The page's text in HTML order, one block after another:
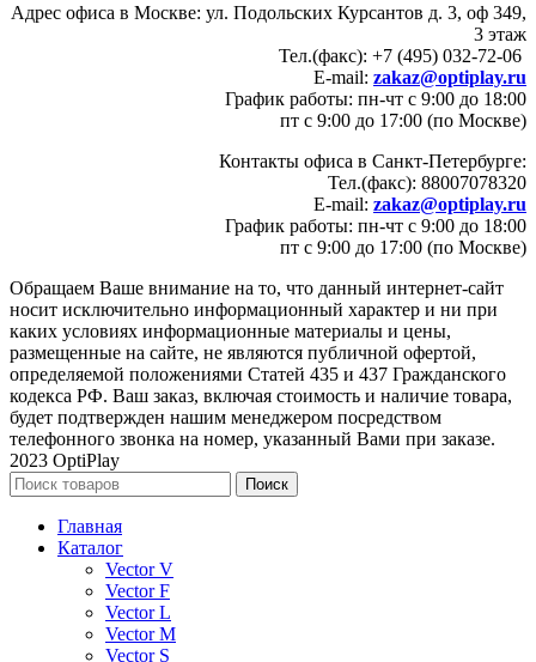
Адрес офиса в Москве: ул. Подольских Курсантов д. 3, оф 349,
3 этаж
Тел.(факс): +7 (495) 032-72-06
E-mail: zakaz@optiplay.ru
График работы: пн-чт с 9:00 до 18:00
пт с 9:00 до 17:00 (по Москве)
Контакты офиса в Санкт-Петербурге:
Тел.(факс): 88007078320
E-mail: zakaz@optiplay.ru
График работы: пн-чт с 9:00 до 18:00
пт с 9:00 до 17:00 (по Москве)
Обращаем Ваше внимание на то, что данный интернет-сайт
носит исключительно информационный характер и ни при
каких условиях информационные материалы и цены,
размещенные на сайте, не являются публичной офертой,
определяемой положениями Статей 435 и 437 Гражданского
кодекса РФ. Ваш заказ, включая стоимость и наличие товара,
будет подтвержден нашим менеджером посредством
телефонного звонка на номер, указанный Вами при заказе.
2023 OptiPlay
Поиск
Главная
Каталог
Vector V
Vector F
Vector L
Vector M
Vector S